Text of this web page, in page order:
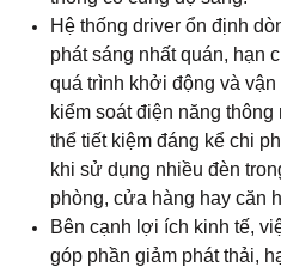
thay cho đèn sợi đốt hay
hành động nhỏ, nhưng có
đến một lối sống xanh và
Chọn đèn âm trần 6W
lựa chọn thông minh cho
sáng chất lượng cao đi
tiết kiệm cho hôm nay,